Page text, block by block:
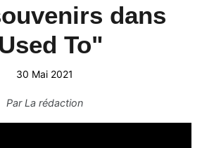
dans
To"
30 Mai 2021
ParLa rédaction